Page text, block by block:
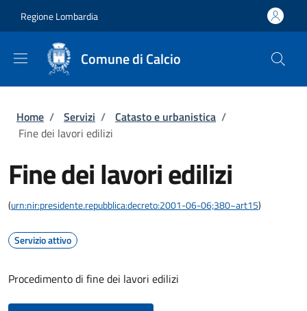
Regione Lombardia
Comune di Calcio
Briciole di pane
Home / Servizi / Catasto e urbanistica /
Fine dei lavori edilizi
Fine dei lavori edilizi
(urn:nir:presidente.repubblica:decreto:2001-06-06;380~art15)
Servizio attivo
Procedimento di fine dei lavori edilizi